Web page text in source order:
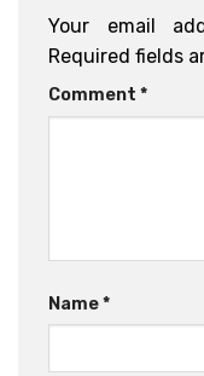
Your email
Required fields
Comment *
Name*